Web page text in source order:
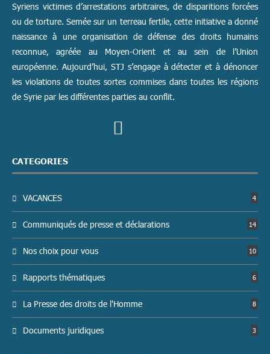
Syriens victimes d’arrestations arbitraires, de disparitions forcées
ou de torture. Semée sur un terreau fertile, cette initiative a donné
naissance à une organisation de défense des droits humains
reconnue, agréée au Moyen-Orient et au sein de l’Union
européenne. Aujourd’hui, STJ s’engage à détecter et à dénoncer
les violations de toutes sortes commises dans toutes les régions
de Syrie par les différentes parties au conflit.
CATEGORIES
VACANCES 4
Communiqués de presse et déclarations 14
Nos choix pour vous 10
Rapports thématiques 6
La Presse des droits de l'Homme 8
Documents juridiques 3